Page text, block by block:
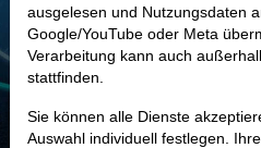
Marktkapitalisierung
Unternehmenswert
Umsatz
ausgelesen und Nutzungsdaten
Google/YouTube oder Meta
Verarbeitung kann auch
stattfinden.
Sie können alle Dienste
Auswahl individuell festlegen.